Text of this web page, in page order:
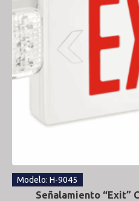
Modelo: H-9045
Señalamiento “Exit”